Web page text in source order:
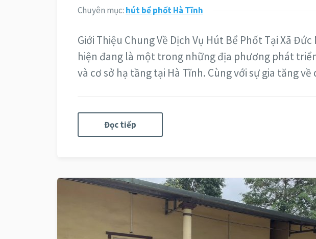
Chuyên mục: hút bể phốt Hà Tĩnh
Giới Thiệu Chung Về Dịch Vụ Hút Bể Phốt Tại Xã
hiện đang là một trong những địa phương phát
và cơ sở hạ tầng tại Hà Tĩnh. Cùng với sự gia tăng
Đọc tiếp